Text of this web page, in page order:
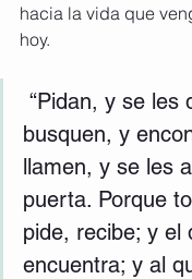
hacia la vida que
hoy.
busquen, y
llamen, y se les
puerta. Porque
pide, recibe; y el
encuentra; y al